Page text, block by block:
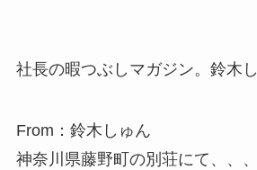
社長の暇つぶしマガジン。鈴木
From：鈴木しゅん
神奈川県藤野町の別荘にて、、、